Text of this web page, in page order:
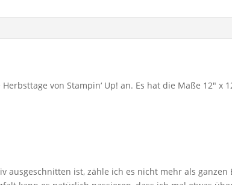
von Stampin‘ Up! an. Es hat die Maße 12″ x
ausgeschnitten ist, zähle ich es nicht mehr als ganzen